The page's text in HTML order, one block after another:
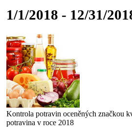
1/1/2018 - 12/31/
Kontrola potravin oceněných značkou
potravina v roce 2018